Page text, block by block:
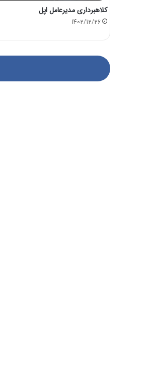
کلاهبرداری مدیرعامل اپل
1402/12/26